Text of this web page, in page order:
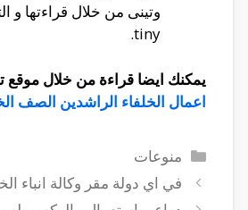
tiny.
يمكنك ايضا قراءة من خلال موقع
اعمال الخلفاء الراشدين الصف
التصنيفات
منوعات
في اي دولة مقر وكالة انباء